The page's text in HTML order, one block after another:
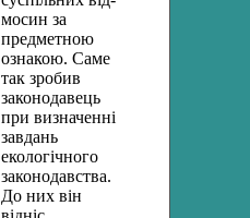
мосин за
предметною
ознакою. Саме
так зробив
законодавець
при визначенні
завдань
екологічного
законодавства.
До них він